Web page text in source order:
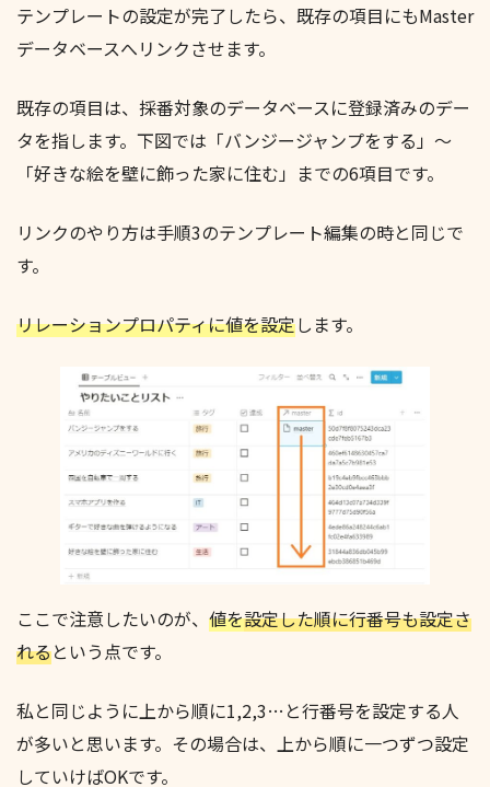
テンプレートの設定が完了したら、既存の項目にもMaster
データベースへリンクさせます。
既存の項目は、採番対象のデータベースに登録済みのデー
タを指します。下図では「バンジージャンプをする」～
「好きな絵を壁に飾った家に住む」までの6項目です。
リンクのやり方は手順3のテンプレート編集の時と同じで
す。
リレーションプロパティに値を設定します。
ここで注意したいのが、 値を設定した順に行番号も設定さ
れるという点です。
私と同じように上から順に1,2,3…と行番号を設定する人
が多いと思います。その場合は、上から順に一つずつ設定
していけばOKです。